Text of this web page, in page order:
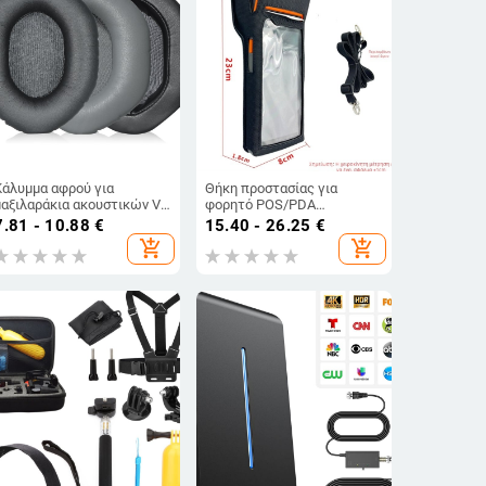
αφρού για
ακουστικών V-
Crossfade M100 LP2
- 10.88 €
add_shopping_cart
Θήκη προστασίας για
φορητό POS/PDA
τερματικό – νάιλον, RFID
προσαρμοσμένη εκτύπωση
λογότυπου, βάρος 200 g
15.40 - 26.25 €
add_shopping_cart